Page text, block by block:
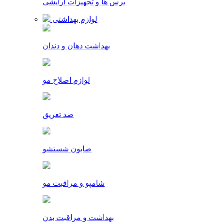
لوازم بهداشتی
بهداشت دهان و دندان
لوازم اصلاح مو
ضد تعریق
صابون شستشو
شامپو و مراقبت مو
بهداشت و مراقبت بدن